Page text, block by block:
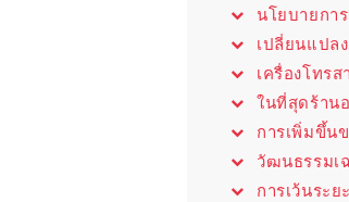
นโยบายกา
เปลี่ยนแปล
เครื่องโทร
ในที่สุดร้าน
การเพิ่มขึ้น
วัฒนธรรมเ
การเว้นระ